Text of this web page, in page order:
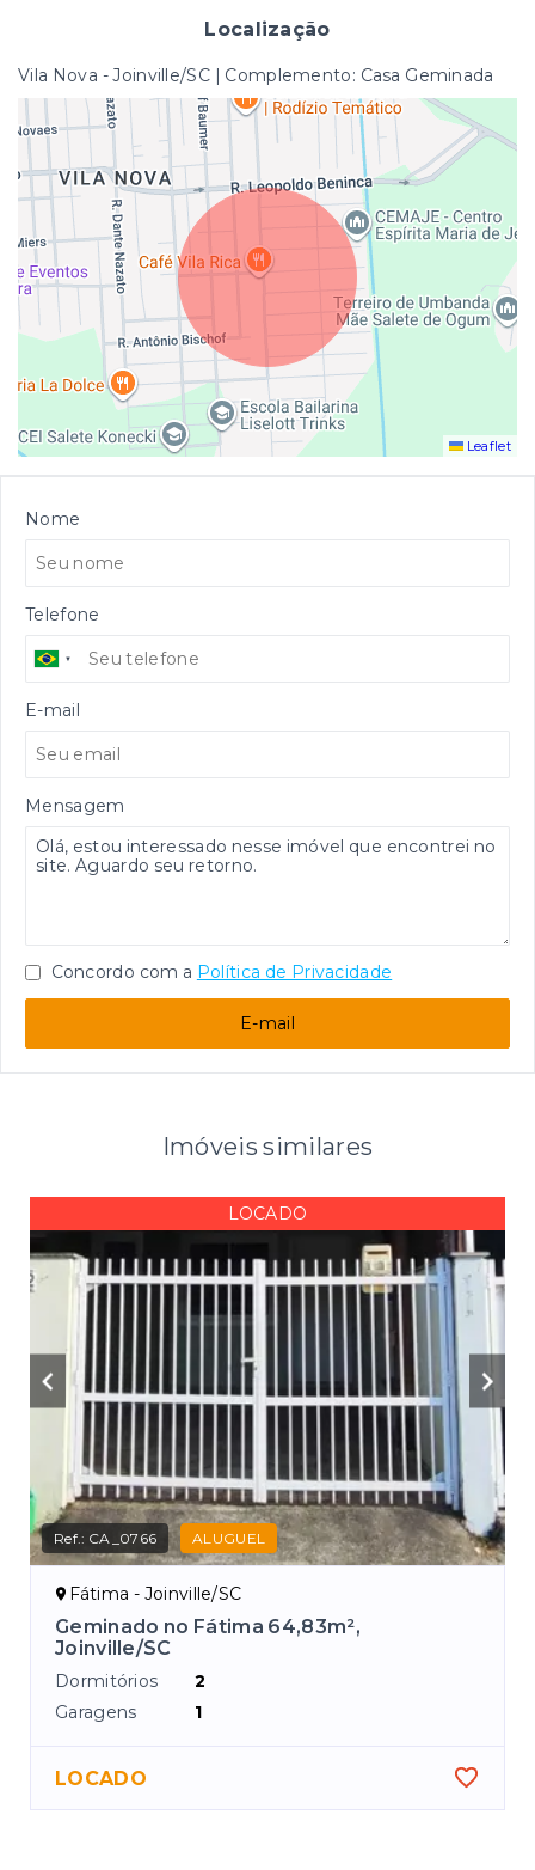
Localização
Vila Nova - Joinville/SC | Complemento: Casa Geminada
Leaflet
Nome
Telefone
E-mail
Mensagem
Concordo com a Política de Privacidade
E-mail
Imóveis similares
LOCADO
Ref.: CA_0766 ALUGUEL
Fátima - Joinville/SC
Geminado no Fátima 64,83m²,
Joinville/SC
Dormitórios
2
Garagens
1
LOCADO